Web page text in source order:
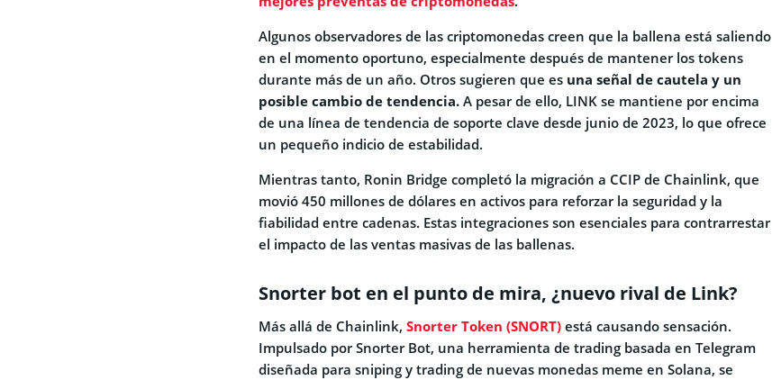
Algunos observadores de las criptomonedas creen que la ballena está saliendo
en el momento oportuno, especialmente después de mantener los tokens
durante más de un año. Otros sugieren que es una señal de cautela y un
posible cambio de tendencia. A pesar de ello, LINK se mantiene por encima
de una línea de tendencia de soporte clave desde junio de 2023, lo que ofrece
un pequeño indicio de estabilidad.
Mientras tanto, Ronin Bridge completó la migración a CCIP de Chainlink, que
movió 450 millones de dólares en activos para reforzar la seguridad y la
fiabilidad entre cadenas. Estas integraciones son esenciales para contrarrestar
el impacto de las ventas masivas de las ballenas.
Snorter bot en el punto de mira, ¿nuevo rival de Link?
Más allá de Chainlink, Snorter Token (SNORT) está causando sensación.
Impulsado por Snorter Bot, una herramienta de trading basada en Telegram
diseñada para sniping y trading de nuevas monedas meme en Solana, se